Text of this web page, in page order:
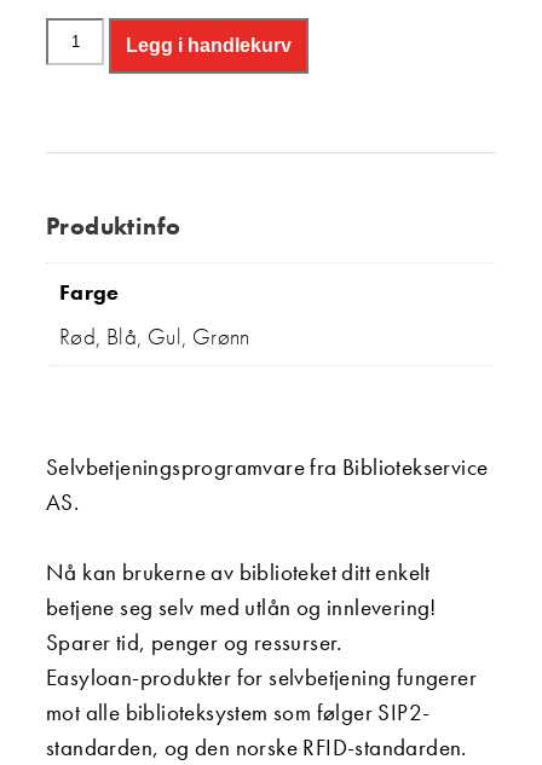
Legg i handlekurv
Produktinfo
Farge
Rød, Blå, Gul, Grønn
Selvbetjeningsprogramvare fra Bibliotekservice
AS.
Nå kan brukerne av biblioteket ditt enkelt
betjene seg selv med utlån og innlevering!
Sparer tid, penger og ressurser.
Easyloan-produkter for selvbetjening fungerer
mot alle biblioteksystem som følger SIP2-
standarden, og den norske RFID-standarden.